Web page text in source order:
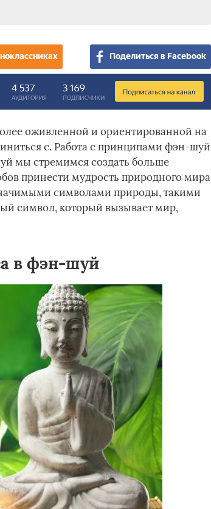
Поделиться в Facebook
оживленной и ориентированной на
с. Работа с принципами фэн-шуй
мы стремимся создать больше
принести мудрость природного мира
символами природы, такими
символ, который вызывает мир,
в фэн-шуй